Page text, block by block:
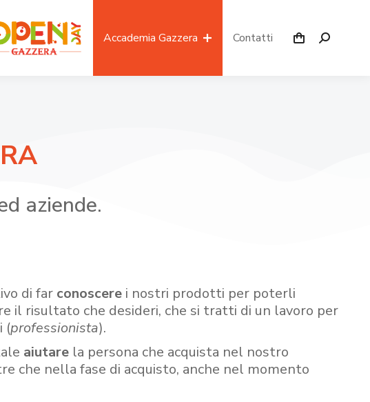
Accademia Gazzera Contatti
aziende.
di far conoscerei nostri prodotti per poterli
il risultato che desideri, che si tratti di un lavoro per
(professionista).
aiutare la persona che acquista nel nostro
che nella fase di acquisto, anche nel momento